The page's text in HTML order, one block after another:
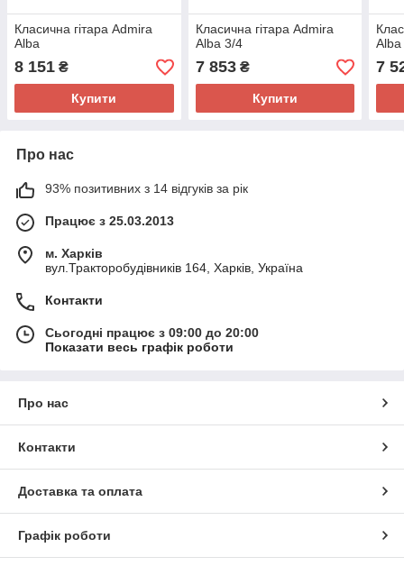
Класична гітара Admira
Alba
8 151 ₴
Купити
Класична гітара Admira
Alba 3/4
7 853₴
Купити
7
Про нас
93% позитивних з 14 відгуків за рік
Працює з 25.03.2013
м. Харків
вул.Тракторобудівників 164, Харків, Україна
Контакти
Сьогодні працює з 09:00 до 20:00
Показати весь графік роботи
Про нас
Контакти
Доставка та оплата
Графік роботи